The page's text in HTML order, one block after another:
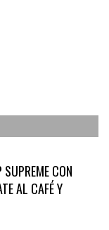
CON
AL CAFÉ Y